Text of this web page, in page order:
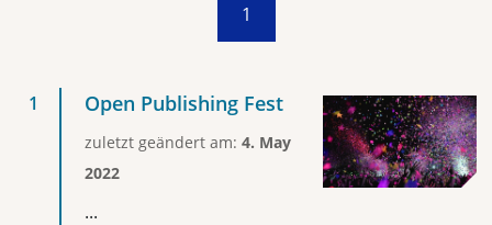
1
Open Publishing Fest
zuletzt geändert am: 4. May
2022
...